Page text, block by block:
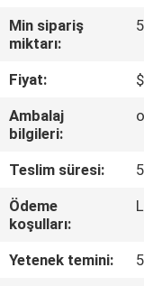
KALITE
KONTROL
BIZIMLE
ILETIŞIME
Min sipariş
miktarı:
Fiyat:
Ambalaj
bilgileri:
Teslim süresi:
Ödeme
koşulları:
Yetenek temini: